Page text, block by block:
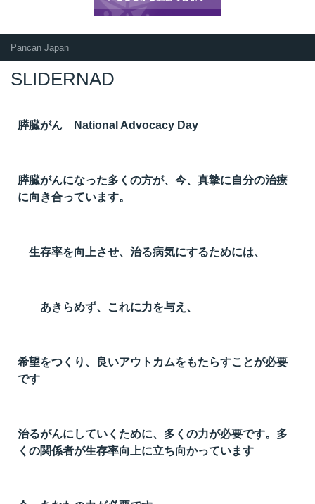
Pancan Japan
SLIDERNAD
膵臓がん National Advocacy Day
膵臓がんになった多くの方が、今、真摯に自分の治療
に向き合っています。
生存率を向上させ、治る病気にするためには、
あきらめず、これに力を与え、
希望をつくり、良いアウトカムをもたらすことが必要
です
治るがんにしていくために、多くの力が必要です。多
くの関係者が生存率向上に立ち向かっています